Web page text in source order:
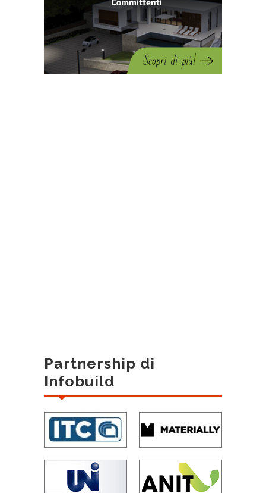
Partnership di
Infobuild